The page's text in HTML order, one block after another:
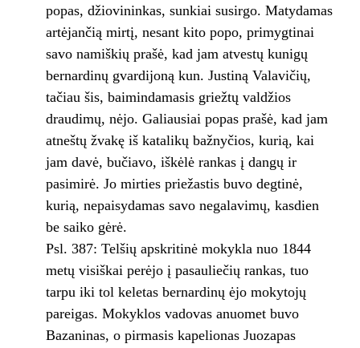
popas, džiovininkas, sunkiai susirgo. Matydamas
artėjančią mirtį, nesant kito popo, primygtinai
savo namiškių prašė, kad jam atvestų kunigų
bernardinų gvardijoną kun. Justiną Valavičių,
tačiau šis, baimindamasis griežtų valdžios
draudimų, nėjo. Galiausiai popas prašė, kad jam
atneštų žvakę iš katalikų bažnyčios, kurią, kai
jam davė, bučiavo, iškėlė rankas į dangų ir
pasimirė. Jo mirties priežastis buvo degtinė,
kurią, nepaisydamas savo negalavimų, kasdien
be saiko gėrė.
Psl. 387: Telšių apskritinė mokykla nuo 1844
metų visiškai perėjo į pasauliečių rankas, tuo
tarpu iki tol keletas bernardinų ėjo mokytojų
pareigas. Mokyklos vadovas anuomet buvo
Bazaninas, o pirmasis kapelionas Juozapas